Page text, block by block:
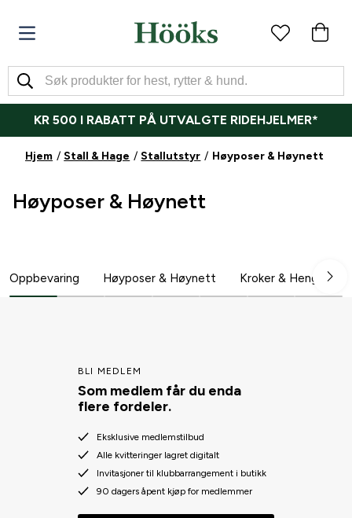
KR 500 I RABATT PÅ UTVALGTE RIDEHJELMER*
Hjem Stall & Hage Stallutstyr Høyposer & Høynett
Høyposer & Høynett
Oppbevaring Høyposer & Høynett Kroker & Hengere
BLI MEDLEM
Som medlem får du enda
flere fordeler.
Eksklusive medlemstilbud
Alle kvitteringer lagret digitalt
Invitasjoner til klubbarrangement i butikk
90 dagers åpent kjøp for medlemmer